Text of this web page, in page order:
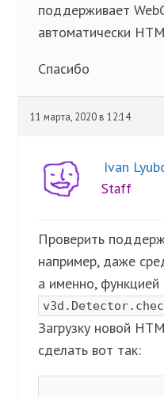
поддерживает
автоматически
Спасибо
11 марта, 2020 в 12:14
Ivan
Staff
Проверить
например, даже
а именно, функцией
Загрузку новой
сделать вот так: